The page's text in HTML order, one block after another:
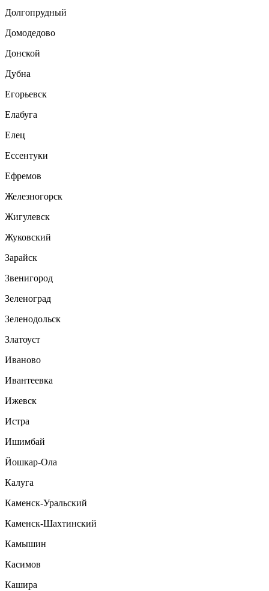
Долгопрудный
Домодедово
Донской
Дубна
Егорьевск
Елабуга
Елец
Ессентуки
Ефремов
Железногорск
Жигулевск
Жуковский
Зарайск
Звенигород
Зеленоград
Зеленодольск
Златоуст
Иваново
Ивантеевка
Ижевск
Истра
Ишимбай
Йошкар-Ола
Калуга
Каменск-Уральский
Каменск-Шахтинский
Камышин
Касимов
Кашира